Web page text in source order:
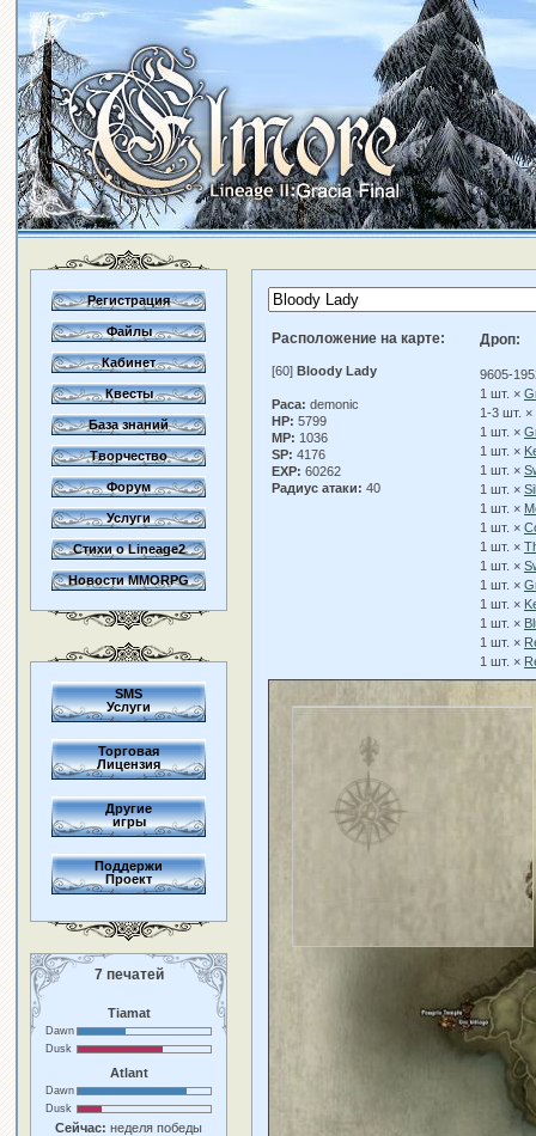
Регистрация
Файлы
Кабинет
Квесты
База знаний
Творчество
Форум
Услуги
Стихи о Lineage2
Новости MMORPG
SMS
Услуги
Торговая
Лицензия
Другие
игры
Поддержи
Проект
7 печатей
Tiamat
Dawn
Dusk
Atlant
Dawn
Dusk
Сейчас: неделя победы
Расположение на карте:
[60] Bloody Lady
Раса: demonic
HP: 5799
MP: 1036
SP: 4176
EXP: 60262
Радиус атаки: 40
Дроп:
9605-
1 шт. ×
1-3 шт. ×
1 шт. ×
1 шт. ×
1 шт. ×
1 шт. ×
1 шт. ×
1 шт. ×
1 шт. ×
1 шт. ×
1 шт. ×
1 шт. ×
1 шт. ×
1 шт. ×
1 шт. ×